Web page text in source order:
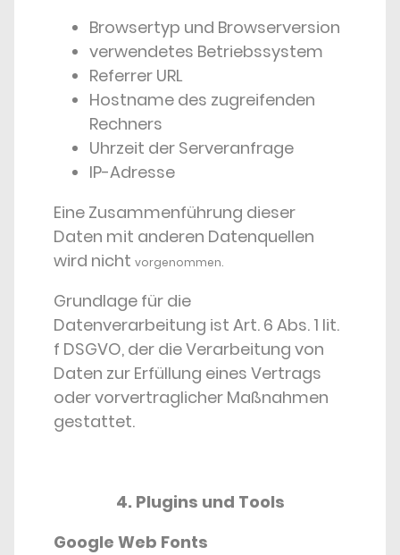
Browsertyp und Browserversion
verwendetes Betriebssystem
Referrer URL
Hostname des zugreifenden
Rechners
Uhrzeit der Serveranfrage
IP-Adresse
Eine Zusammenführung dieser
Daten mit anderen Datenquellen
wird nicht vorgenommen.
Grundlage für die
Datenverarbeitung ist Art. 6 Abs. 1 lit.
f DSGVO, der die Verarbeitung von
Daten zur Erfüllung eines Vertrags
oder vorvertraglicher Maßnahmen
gestattet.
4. Plugins und Tools
Google Web Fonts